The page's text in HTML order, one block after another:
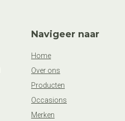
Navigeer naar
Home
Over ons
Producten
Occasions
Merken